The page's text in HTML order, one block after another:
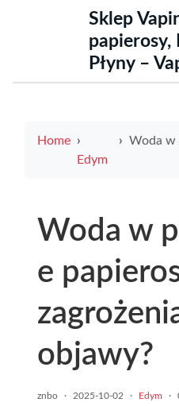
Sklep
papierosy,
Płyny –
Home
Edym
Woda w
Woda w
e
objawy?
znbo · 2025-10-02 · Edym ·